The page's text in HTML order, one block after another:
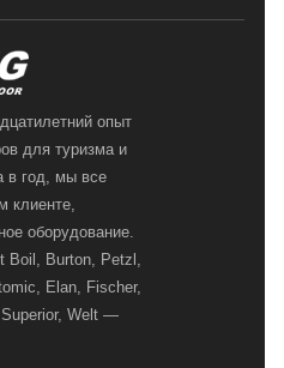
опыт
для туризма и
в год, мы все
клиенте,
оборудование.
Boil, Burton, Petzl,
Elan, Fischer,
Welt —